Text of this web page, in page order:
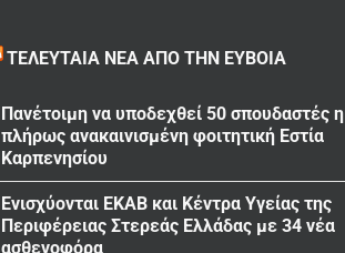
ΤΕΛΕΥΤΑΊΑ ΝΈΑ ΑΠΌ ΤΗΝ ΕΎΒΟΙΑ
Πανέτοιμη να υποδεχθεί 50 σπουδαστές η
πλήρως ανακαινισμένη φοιτητική Εστία
Καρπενησίου
Ενισχύονται ΕΚΑΒ και Κέντρα Υγείας της
Περιφέρειας Στερεάς Ελλάδας με 34 νέα
ασθενοφόρα